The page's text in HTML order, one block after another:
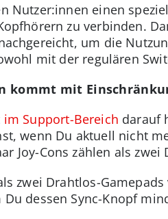
Nutzer:innen einen
zu verbinden.
um die
mit der regulären
kommt mit
im Support-Bereich darauf
wenn Du aktuell nicht
Joy-Cons zählen als
zwei Drahtlos-
dessen Sync-Knopf